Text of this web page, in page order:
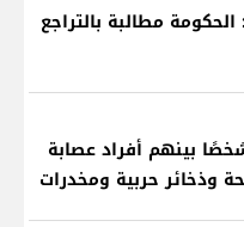
مطالبة بالتراجع
يوقف 25 شخصًا بينهم أفراد عصابة
وذخائر حربية ومخدرات